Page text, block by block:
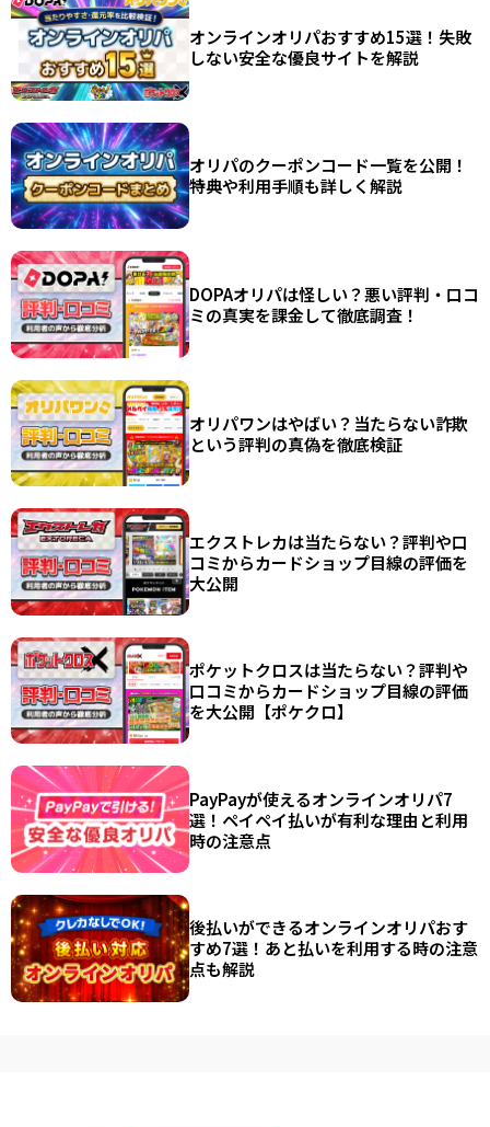
オンラインオリパおすすめ15選！失敗
しない安全な優良サイトを解説
オリパのクーポンコード一覧を公開！
特典や利用手順も詳しく解説
DOPAオリパは怪しい？悪い評判・口コ
ミの真実を課金して徹底調査！
オリパワンはやばい？当たらない詐欺
という評判の真偽を徹底検証
エクストレカは当たらない？評判や口
コミからカードショップ目線の評価を
大公開
ポケットクロスは当たらない？評判や
口コミからカードショップ目線の評価
を大公開【ポケクロ】
PayPayが使えるオンラインオリパ7
選！ペイペイ払いが有利な理由と利用
時の注意点
後払いができるオンラインオリパおす
すめ7選！あと払いを利用する時の注意
点も解説